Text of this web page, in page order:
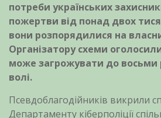
потреби українських
пожертви від понад двох
вони розпорядилися на
Організатору схеми
може загрожувати до восьми
волі.
Псевдоблагодійників викрили
Департаменту кіберполіції